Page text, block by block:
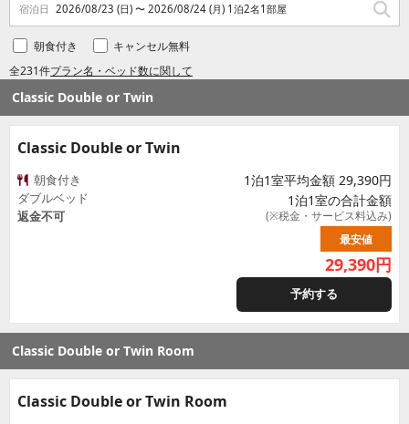
宿泊日 2026/08/23 (日) 〜 2026/08/24 (月) 1泊2名1部屋
全231件プラン名・ベッド数に関して
朝食付き キャンセル無料
Classic Double or Twin
Classic Double or Twin
朝食付き
ダブルベッド
返金不可
1泊1室平均金額 29,390円
1泊1室の合計金額
(※税金・サービス料込み)
最安値
29,390円
予約する
Classic Double or Twin Room
Classic Double or Twin Room